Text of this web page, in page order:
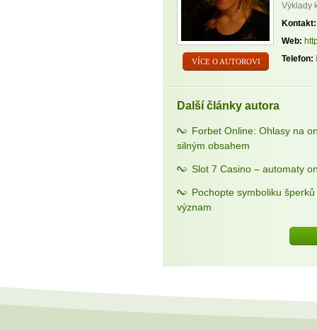
VÍCE O AUTOROVI
Výklady
Kontakt:
Web:
Telefon:
Další články autora
Forbet Online: Ohlasy na
silným obsahem
Slot 7 Casino – automaty
Pochopte symboliku
význam